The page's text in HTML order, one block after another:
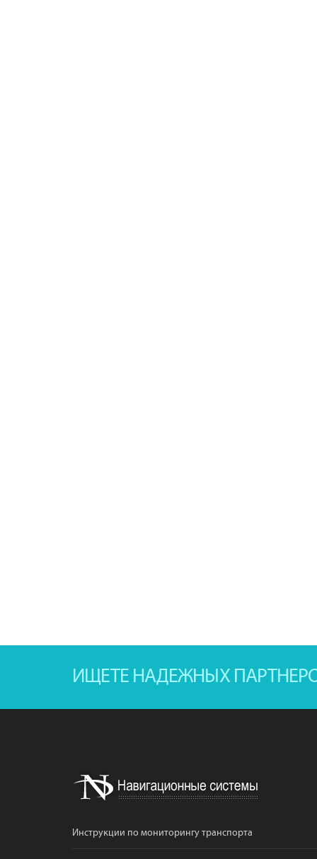
ИЩЕТЕ НАДЕЖНЫХ
Инструкции по мониторингу транспорта